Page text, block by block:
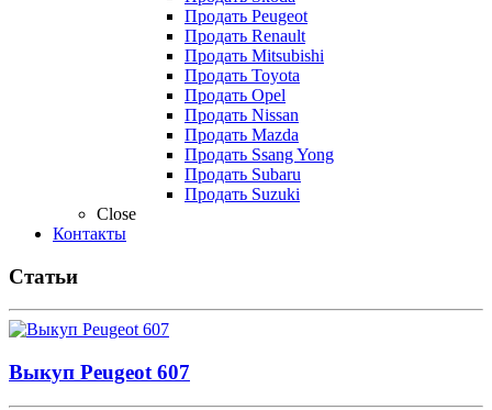
Продать Peugeot
Продать Renault
Продать Mitsubishi
Продать Toyota
Продать Opel
Продать Nissan
Продать Mazda
Продать Ssang Yong
Продать Subaru
Продать Suzuki
Close
Контакты
Статьи
Выкуп Peugeot 607